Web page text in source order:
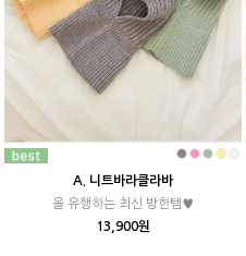
A. 니트바라클라바
올 유행하는 최신 방한템♥
13,900원